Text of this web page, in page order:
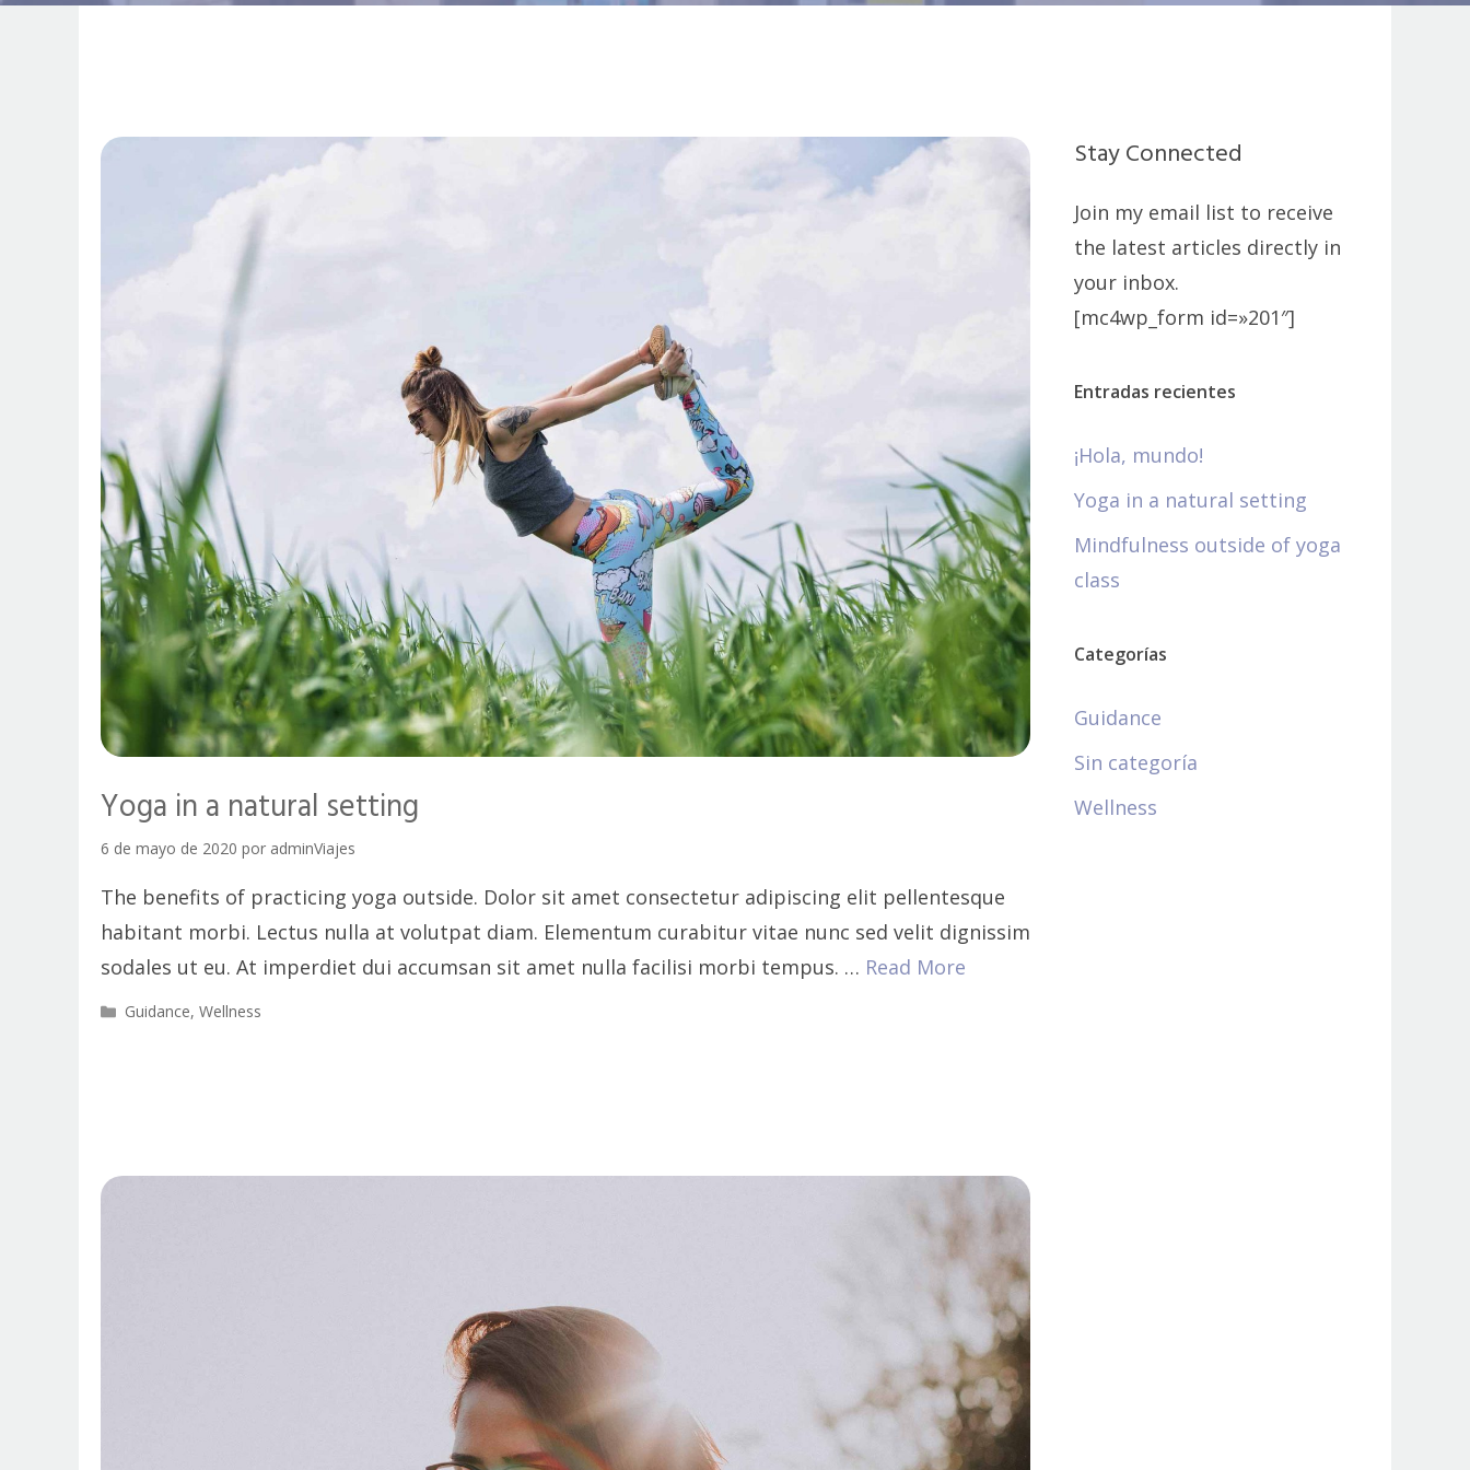
Yoga in a natural setting
6 de mayo de 2020 por adminViajes
The benefits of practicing yoga outside. Dolor sit amet consectetur adipiscing elit pellentesque
habitant morbi. Lectus nulla at volutpat diam. Elementum curabitur vitae nunc sed velit dignissim
sodales ut eu. At imperdiet dui accumsan sit amet nulla facilisi morbi tempus. … Read More
Categorías
Guidance,Wellness
Stay Connected
Join my email list to receive
the latest articles directly in
your inbox.
[mc4wp_form id=»201″]
Entradas recientes
¡Hola, mundo!
Yoga in a natural setting
Mindfulness outside of yoga
class
Categorías
Guidance
Sin categoría
Wellness